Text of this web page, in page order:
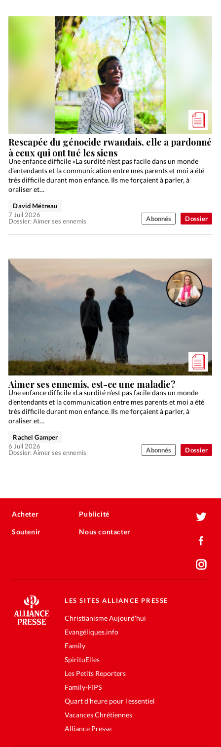
Dossier
Rescapée du génocide rwandais, elle a pardonné
à ceux qui ont tué les siens
Une enfance difficile «La surdité n’est pas facile dans un monde
d’entendants et la communication entre mes parents et moi a été
très difficile durant mon enfance. Ils me forçaient à parler, à
oraliser et…
Dossier: Aimer ses ennemis
David Métreau
7 Juil 2026
Abonnés
Dossier
Aimer ses ennemis, est-ce une maladie?
Une enfance difficile «La surdité n’est pas facile dans un monde
d’entendants et la communication entre mes parents et moi a été
très difficile durant mon enfance. Ils me forçaient à parler, à
oraliser et…
Dossier: Aimer ses ennemis
Rachel Gamper
6 Juil 2026
Abonnés
Acheter
Soutenir
Publicité
Nous contacter
LES SITES ALLIANCE PRESSE
Christianisme Aujourd'hui
Evangéliques.info
Family
SpirituElles
Les Petits Reporters
Family-FIPS
Quart d'heure pour l'essentiel
Vacances Chrétiennes
Alliance Presse